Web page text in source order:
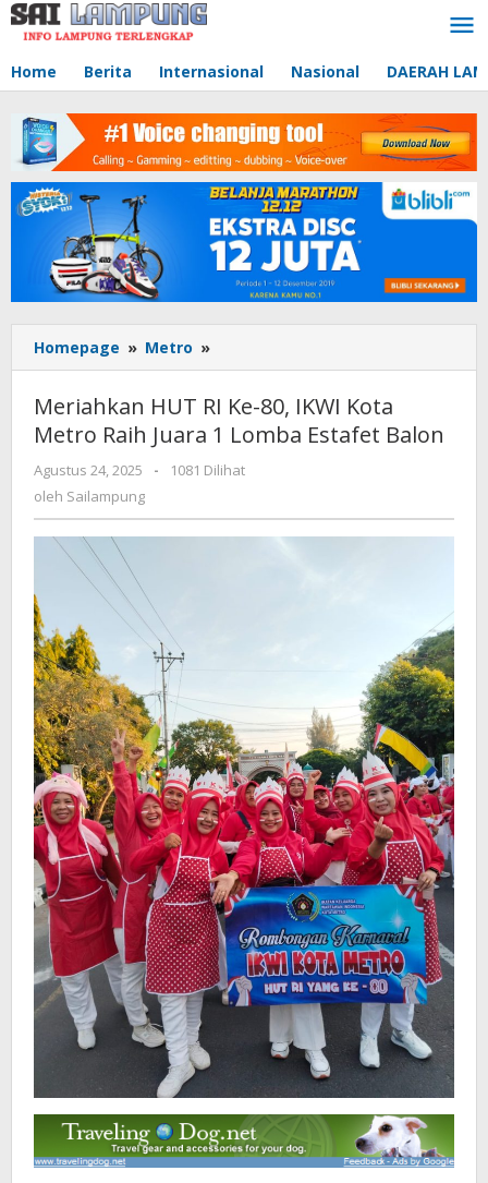
Lewati
Home Berita Internasional Nasional DAERAH
Homepage » Metro »
HUT
Ke-
80,
IKWI
Meriahkan HUT RI Ke-80, IKWI Kota
Metro Raih Juara 1 Lomba Estafet Balon
Agustus 24, 2025
oleh
-
1081 Dilihat
oleh Sailampung